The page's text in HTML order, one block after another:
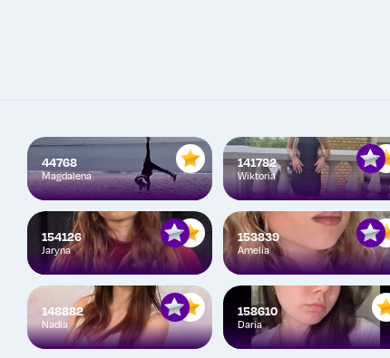
44768
Magdalena
141782
Wiktoria
154126
Jaryna
153839
Amelia
148882
Nadia
158610
Daria